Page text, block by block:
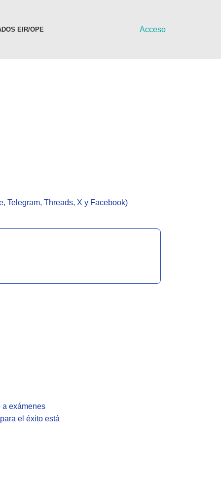
EIR/OPE Acceso
Telegram, Threads, X y Facebook)
a exámenes
el éxito está